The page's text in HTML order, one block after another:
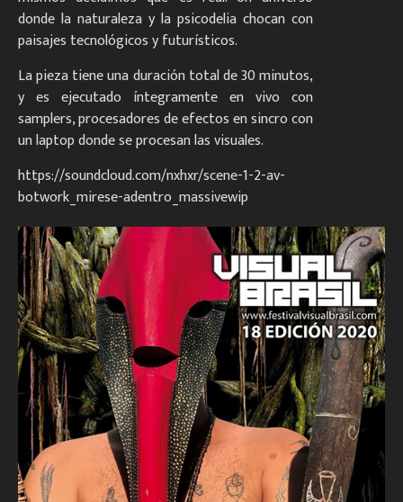
donde la naturaleza y la psicodelia chocan con
paisajes tecnológicos y futurísticos.
La pieza tiene una duración total de 30 minutos,
y es ejecutado íntegramente en vivo con
samplers, procesadores de efectos en sincro con
un laptop donde se procesan las visuales.
https://soundcloud.com/nxhxr/scene-1-2-av-
botwork_mirese-adentro_massivewip